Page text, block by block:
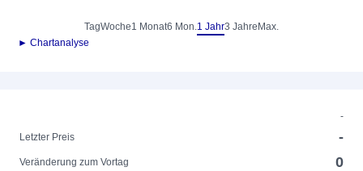
TagWoche1 Monat6 Mon.1 Jahr3 Jahre Max.
► Chartanalyse
-
Letzter Preis
-
Veränderung zum Vortag 0